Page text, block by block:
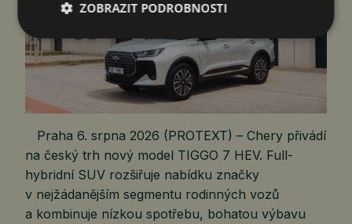
Praha 6. srpna 2026 (PROTEXT) – Chery přivádí
na český trh nový model TIGGO 7 HEV. Full-
hybridní SUV rozšiřuje nabídku značky
v nejžádanějším segmentu rodinných vozů
a kombinuje nízkou spotřebu, bohatou výbavu
ZOBRAZIT PODROBNOSTI